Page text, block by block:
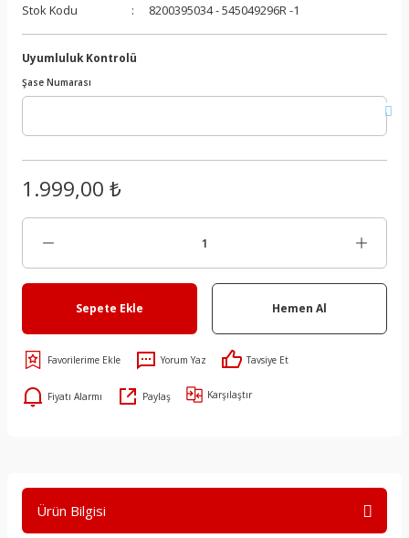
Stok Kodu
8200395034 - 545049296R -1
Uyumluluk Kontrolü
Şase Numarası
1.999,00 ₺
Sepete Ekle Hemen Al
Yorum Yaz Tavsiye Et
Fiyatı Alarmı Paylaş Karşılaştır
Ürün Bilgisi